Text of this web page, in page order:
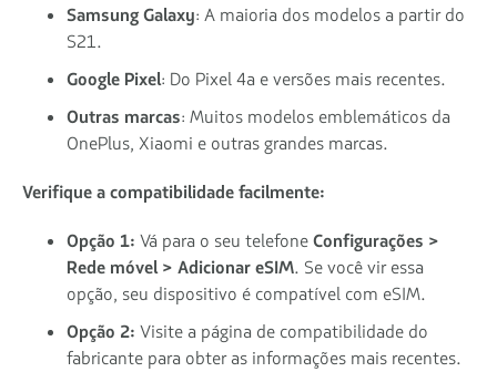
Samsung Galaxy: A maioria dos modelos a partir do
S21.
Google Pixel: Do Pixel 4a e versões mais recentes.
Outras marcas: Muitos modelos emblemáticos da
OnePlus, Xiaomi e outras grandes marcas.
Verifique a compatibilidade facilmente:
Opção 1: Vá para o seu telefoneConfigurações >
Rede móvel > Adicionar eSIM. Se você vir essa
opção, seu dispositivo é compatível com eSIM.
Opção 2: Visite a página de compatibilidade do
fabricante para obter as informações mais recentes.